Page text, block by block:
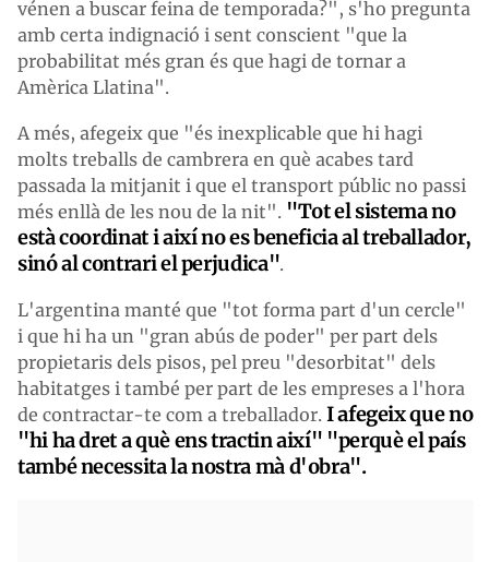
vénen a buscar feina de temporada?", s'ho pregunta
amb certa indignació i sent conscient "que la
probabilitat més gran és que hagi de tornar a
Amèrica Llatina".
A més, afegeix que "és inexplicable que hi hagi
molts treballs de cambrera en què acabes tard
passada la mitjanit i que el transport públic no passi
més enllà de les nou de la nit". "Tot el sistema no
està coordinat i així no es beneficia al treballador,
sinó al contrari el perjudica".
L'argentina manté que "tot forma part d'un cercle"
i que hi ha un "gran abús de poder" per part dels
propietaris dels pisos, pel preu "desorbitat" dels
habitatges i també per part de les empreses a l'hora
de contractar-te com a treballador. I afegeix que no
"hi ha dret a què ens tractin així" "perquè el país
també necessita la nostra mà d'obra".